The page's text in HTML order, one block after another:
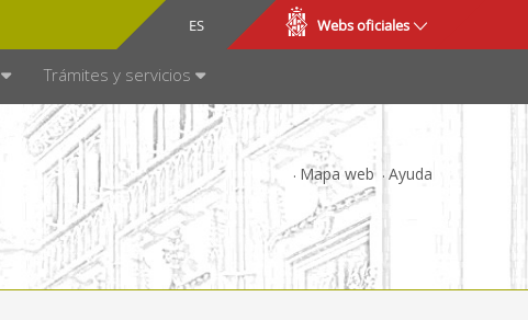
ES
CA Webs oficiales
Trámites y servicios
Mapa web Ayuda